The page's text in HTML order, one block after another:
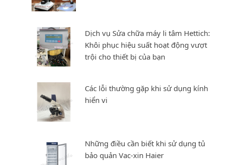
Dịch vụ Sửa chữa máy li tâm Hettich:
Khôi phục hiệu suất hoạt động vượt
trội cho thiết bị của bạn
Các lỗi thường gặp khi sử dụng kính
hiển vi
Những điều cần biết khi sử dụng tủ
bảo quản Vac-xin Haier